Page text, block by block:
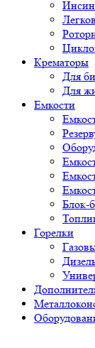
Крематоры
Для
Для
Емкости
Блок-
Горелки